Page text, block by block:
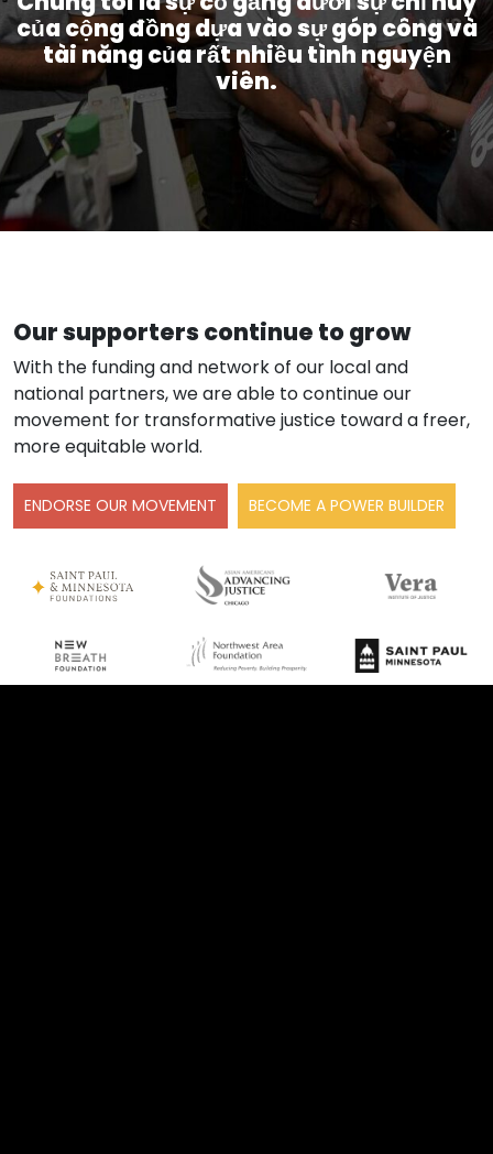
của cộng đồng dựa vào sự góp công và
tài năng của rất nhiều tình nguyện
viên.
Our supporters continue to grow
With the funding and network of our local and
national partners, we are able to continue our
movement for transformative justice toward a freer,
more equitable world.
ENDORSE OUR MOVEMENT BECOME A POWER BUILDER